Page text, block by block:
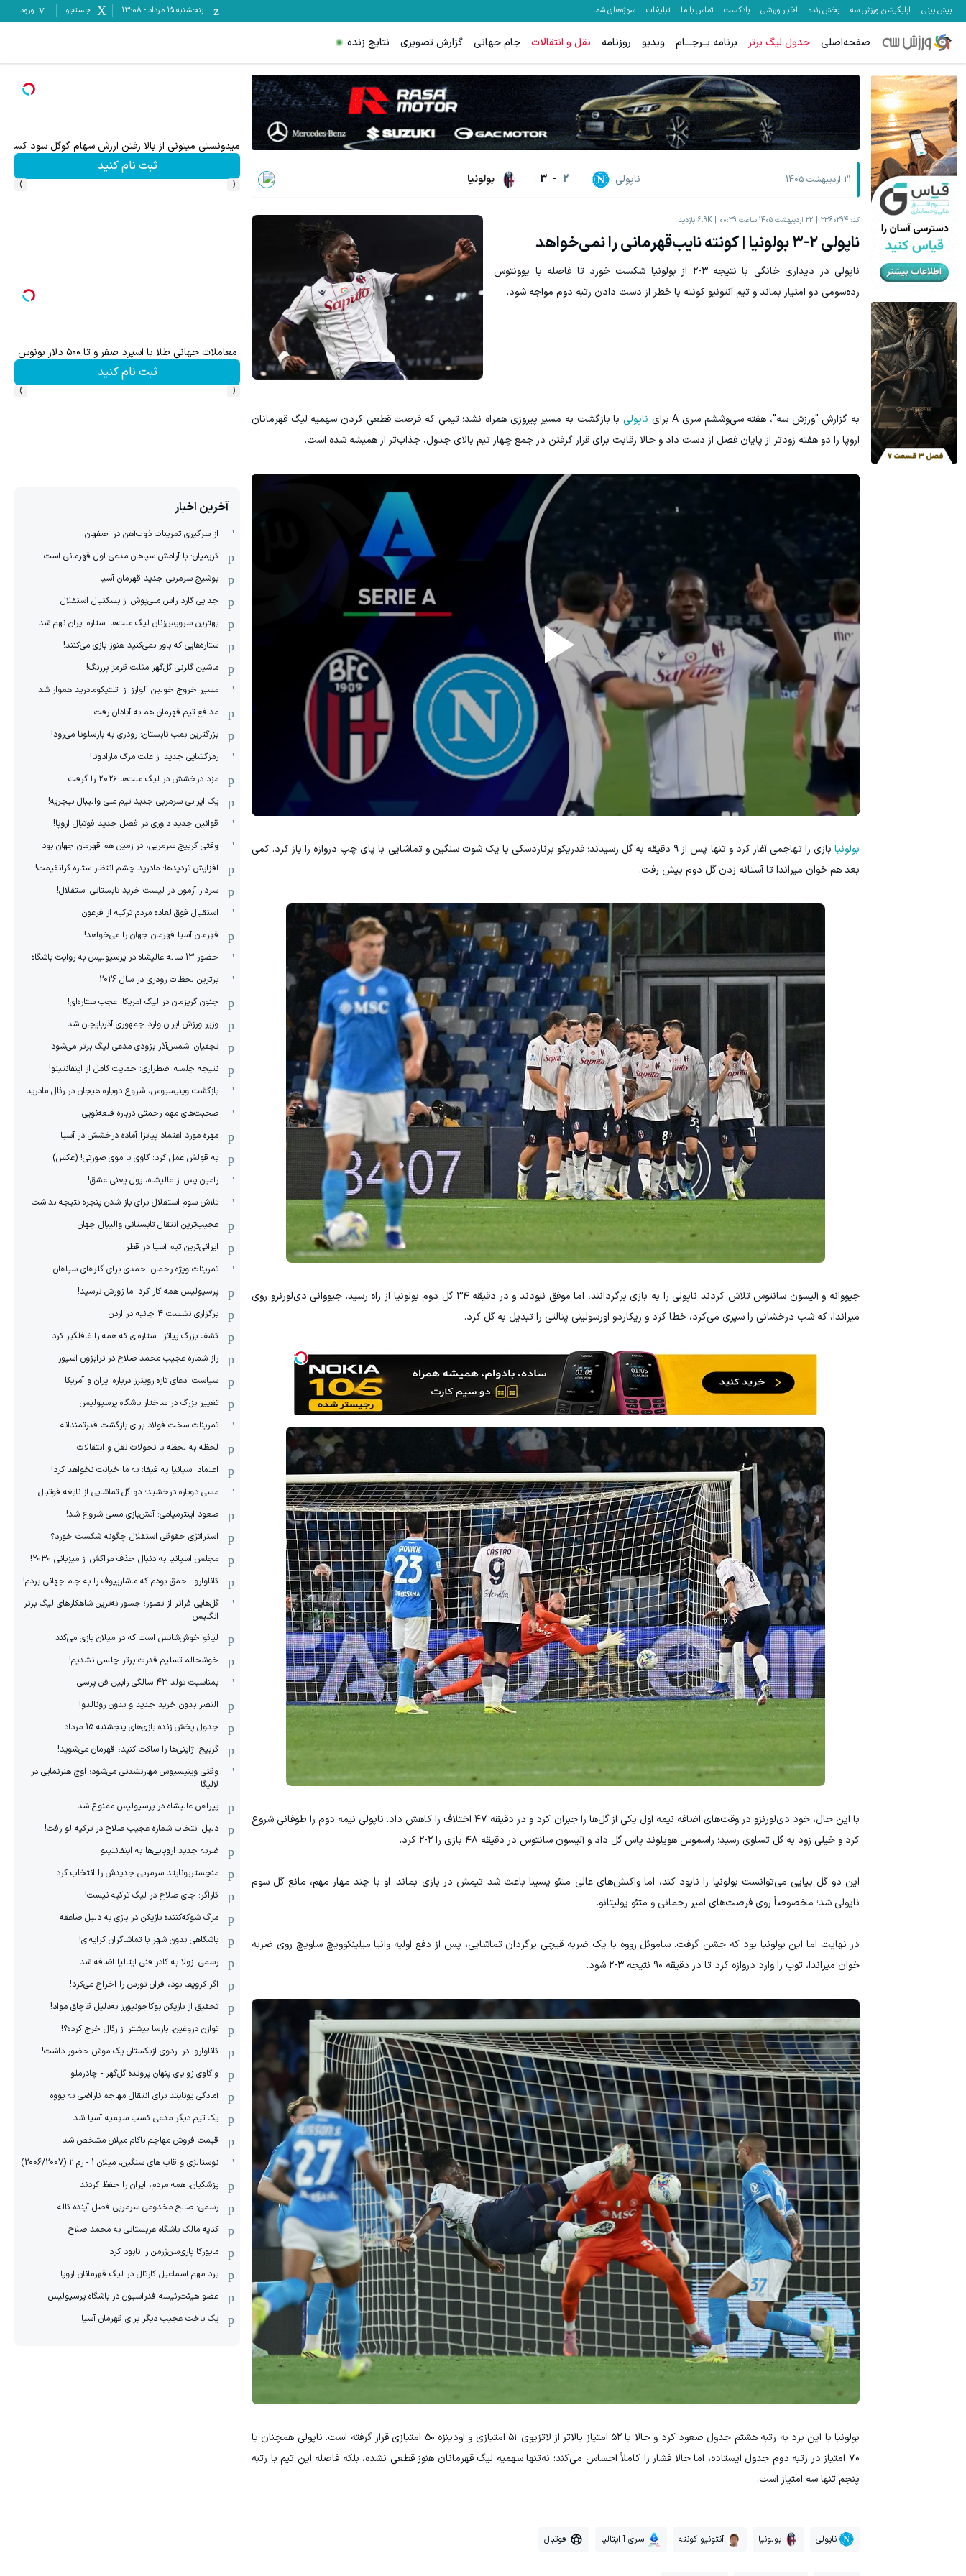
پیش بینی اپلیکیشن ورزش سه پخش زنده اخبار ورزشی پادکست تماس با ما تبلیغات سوژه‌های شما پنجشنبه ۱۵ مرداد -
13:08 جستجو ورود
صفحه‌اصلی جدول لیگ برتر برنامه بــرجـــام ویدیو روزنامه نقل و انتقالات جام جهانی گزارش تصویری نتایج زنده
21 اردیبهشت 1405 ناپولی 2
-
3 بولونیا
کد: 2360294 22 اردیبهشت 1405 ساعت 00:39 6.9K بازدید
ناپولی ۲-۳ بولونیا | کونته نایب‌قهرمانی را نمی‌خواهد
ناپولی در دیداری خانگی با نتیجه ۳-۲ از بولونیا شکست خورد تا فاصله با یوونتوس
رده‌سومی دو امتیاز بماند و تیم آنتونیو کونته با خطر از دست دادن رتبه دوم مواجه شود.
به گزارش "ورزش سه"، هفته سی‌وششم سری A برای ناپولی با بازگشت به مسیر پیروزی همراه نشد؛ تیمی که فرصت قطعی کردن سهمیه لیگ قهرمانان
اروپا را دو هفته زودتر از پایان فصل از دست داد و حالا رقابت برای قرار گرفتن در جمع چهار تیم بالای جدول، جذاب‌تر از همیشه شده است.
بولونیا
بازی را تهاجمی آغاز کرد و تنها پس از ۹ دقیقه به گل رسیدند؛ فدریکو برناردسکی با یک شوت سنگین و تماشایی با پای چپ دروازه را باز کرد. کمی
بعد هم خوان میراندا تا آستانه زدن گل دوم پیش رفت.
جیووانه و آلیسون سانتوس تلاش کردند ناپولی را به بازی برگردانند، اما موفق نبودند و در دقیقه ۳۴ گل دوم بولونیا از راه رسید. جیووانی دی‌لورنزو روی
میراندا، که شب درخشانی را سپری می‌کرد، خطا کرد و ریکاردو اورسولینی پنالتی را تبدیل به گل کرد.
با این حال، خود دی‌لورنزو در وقت‌های اضافه نیمه اول یکی از گل‌ها را جبران کرد و در دقیقه ۴۷ اختلاف را کاهش داد. ناپولی نیمه دوم را طوفانی شروع
کرد و خیلی زود به گل تساوی رسید؛ راسموس هویلوند پاس گل داد و آلیسون سانتوس در دقیقه ۴۸ بازی را ۲-۲ کرد.
این دو گل پیاپی می‌توانست بولونیا را نابود کند، اما واکنش‌های عالی متئو پسینا باعث شد تیمش در بازی بماند. او با چند مهار مهم، مانع گل سوم
ناپولی شد؛ مخصوصاً روی فرصت‌های امیر رحمانی و متئو پولیتانو.
در نهایت اما این بولونیا بود که جشن گرفت. ساموئل رووه با یک ضربه قیچی برگردان تماشایی، پس از دفع اولیه وانیا میلینکوویچ ساویچ روی ضربه
خوان میراندا، توپ را وارد دروازه کرد تا در دقیقه ۹۰ نتیجه ۳-۲ شود.
بولونیا با این برد به رتبه هشتم جدول صعود کرد و حالا با ۵۲ امتیاز بالاتر از لاتزیوی ۵۱ امتیازی و اودینزه ۵۰ امتیازی قرار گرفته است. ناپولی همچنان با
۷۰ امتیاز در رتبه دوم جدول ایستاده، اما حالا فشار را کاملاً احساس می‌کند؛ نه‌تنها سهمیه لیگ قهرمانان هنوز قطعی نشده، بلکه فاصله این تیم با رتبه
پنجم تنها سه امتیاز است.
ناپولی بولونیا آنتونیو کونته سری آ ایتالیا فوتبال
بهتر از این مگه داریم؟ سرمایه گذاری روی سهام مرسدس بنز
۵۰ درصد کش بک در حساب معاملاتی ecn بروکر اینوسلو ترید XAUUSD با اسپرد از صفر پیپ میدونستی میتونی از بالا رفتن ارزش سهام گوگل سود کسب
ثبت نام کنید
‹
›
۳ دلار پاداش در هر لات معاملاتی در بروکر اینوسلو میدونستی میتونی روی سهام آدیداس سرمایه گذاری کنی؟
ثبت نام کنید
معاملات جهانی طلا با اسپرد صفر و تا ۵۰۰ دلار بونوس
ثبت نام کنید
‹
›
آخرین اخبار
از سرگیری تمرینات ذوب‌آهن در اصفهان
کریمیان: با آرامش سپاهان مدعی اول قهرمانی است
بوشیچ سرمربی جدید قهرمان آسیا
جدایی گارد راس ملی‌پوش از بسکتبال استقلال
بهترین سرویس‌زنان لیگ ملت‌ها: ستاره ایران نهم شد
ستاره‌هایی که باور نمی‌کنید هنوز بازی می‌کنند!
ماشین گلزنی گل‌گهر مثلث قرمز پررنگ!
مسیر خروج خولین آلوارز از اتلتیکومادرید هموار شد
مدافع تیم قهرمان هم به آبادان رفت
بزرگترین بمب تابستان: رودری به بارسلونا می‌رود!
رمزگشایی جدید از علت مرگ مارادونا!
مزد درخشش در لیگ ملت‌ها ٢٠٢۶ را گرفت
یک ایرانی سرمربی جدید تیم ملی والیبال نیجریه!
قوانین جدید داوری در فصل جدید فوتبال اروپا!
وقتی گربیج سرمربی، در زمین هم قهرمان جهان بود
افزایش تردیدها: مادرید چشم انتظار ستاره گرانقیمت!
سردار آزمون در لیست خرید تابستانی استقلال!
استقبال فوق‌‌العاده مردم ترکیه از فرعون
قهرمان آسیا قهرمان جهان را می‌خواهد!
حضور 13 ساله عالیشاه در پرسپولیس به روایت باشگاه
برترین لحظات رودری در سال 2026
جنون گریزمان در لیگ آمریکا: عجب ستاره‌ای!
وزیر ورزش ایران وارد جمهوری آذربایجان شد
نجفیان: شمس‌آذر بزودی مدعی لیگ برتر می‌شود
نتیجه جلسه اضطراری: حمایت کامل از اینفانتینو!
بازگشت وینیسیوس، شروع دوباره هیجان در رئال مادرید
صحبت‌های مهم رحمتی درباره قلعه‌نویی
مهره مورد اعتماد پیاتزا آماده درخشش در آسیا
به قولش عمل کرد: گاوی با موی صورتی! (عکس)
رامین پس از عالیشاه، پول یعنی عشق!
تلاش سوم استقلال برای باز شدن پنجره نتیجه نداشت
عجیب‌ترین انتقال تابستانی والیبال جهان
ایرانی‌ترین تیم آسیا در قطر
تمرینات ویژه رحمان احمدی برای گلرهای سپاهان
پرسپولیس همه کار کرد اما زورش نرسید!
برگزاری نشست ۴ جانبه در اردن
کشف بزرگ پیاتزا: ستاره‌ای که همه را غافلگیر کرد
راز شماره عجیب محمد صلاح در ترابزون اسپور
سیاست ادعای تازه رویترز درباره ایران و آمریکا
تغییر بزرگ در ساختار باشگاه پرسپولیس
تمرینات سخت فولاد برای بازگشت قدرتمندانه
لحظه به لحظه با تحولات نقل و انتقالات
اعتماد اسپانیا به فیفا: به ما خیانت نخواهد کرد!
مسی دوباره درخشید؛ دو گل تماشایی از نابغه فوتبال
صعود اینترمیامی: آتش‌بازی مسی شروع شد!
استراتژی حقوقی استقلال چگونه شکست خورد؟
مجلس اسپانیا به دنبال حذف مراکش از میزبانی ۲۰۳۰!
کاناوارو: احمق بودم که ماشاریپوف را به جام جهانی بردم!
گل‌هایی فراتر از تصور؛ جسورانه‌ترین شاهکارهای لیگ برتر
انگلیس
لیائو خوش‌شانس است که در میلان بازی می‌کند
خوشحالم تسلیم قدرت برتر چلسی نشدیم!
بمناسبت تولد 43 سالگی رابین فن پرسی
النصر بدون خرید جدید و بدون رونالدو!
جدول پخش زنده بازی‌های پنجشنبه 15 مرداد
گربیج: ژاپنی‌ها را ساکت کنید، قهرمان می‌شوید!
وقتی وینیسیوس مهارنشدنی می‌شود؛ اوج هنرنمایی در
لالیگا
پیراهن عالیشاه در پرسپولیس ممنوع شد
دلیل انتخاب شماره عجیب صلاح در ترکیه لو رفت!
ضربه جدید اروپایی‌ها به اینفانتینو
منچستریونایتد سرمربی جدیدش را انتخاب کرد
کاراگر: جای صلاح در لیگ ترکیه نیست!
مرگ شوکه‌کننده بازیکن در بازی به دلیل صاعقه
باشگاهی بدون شهر با تماشاگران کرایه‌ای!
رسمی: زولا به کادر فنی ایتالیا اضافه شد
اگر کرویف بود، فران تورس را اخراج می‌کرد!
تحقیق از بازیکن بوکاجونیورز به‌دلیل قاچاق مواد!
توازن دروغین: بارسا بیشتر از رئال خرج کرده؟!
کاناوارو: در اردوی ازبکستان یک موش حضور داشت!
واکاوی زوایای پنهان پرونده گل‌گهر - چادرملو
آمادگی یونایتد برای انتقال مهاجم ناراضی به یووه
یک تیم دیگر مدعی کسب سهمیه آسیا شد
قیمت فروش مهاجم ناکام میلان مشخص شد
نوستالژی و قاب های سنگین، میلان 1 - رم 2 (2006/2007)
پزشکیان: همه مردم، ایران را حفظ کردند
رسمی: صالح مخدومی سرمربی فصل آینده کاله
کنایه مالک باشگاه عربستانی به محمد صلاح
مایورکا پاری‌سن‌ژرمن را نابود کرد
برد مهم اسماعیل کارتال در لیگ قهرمانان اروپا
عضو هیئت‌رئیسه فدراسیون در باشگاه پرسپولیس
یک باخت عجیب دیگر برای قهرمان آسیا